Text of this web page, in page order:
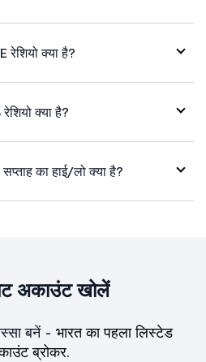
रेशियो क्या है?
क्या है?
का हाई/लो क्या है?
अकाउंट खोलें
बनें - भारत का पहला लिस्टेड
ब्रोकर.